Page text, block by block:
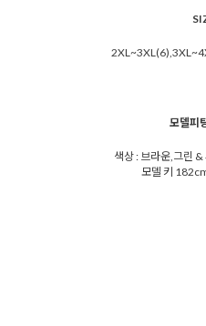
모델피
색상 : 브라운,그린
모델 키